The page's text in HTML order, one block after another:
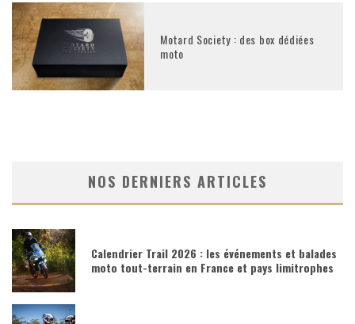
Motard Society : des box dédiées
moto
NOS DERNIERS ARTICLES
Calendrier Trail 2026 : les événements et balades
moto tout-terrain en France et pays limitrophes